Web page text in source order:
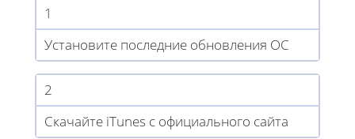
1
Установите последние обновления ОС
2
Скачайте iTunes с официального сайта